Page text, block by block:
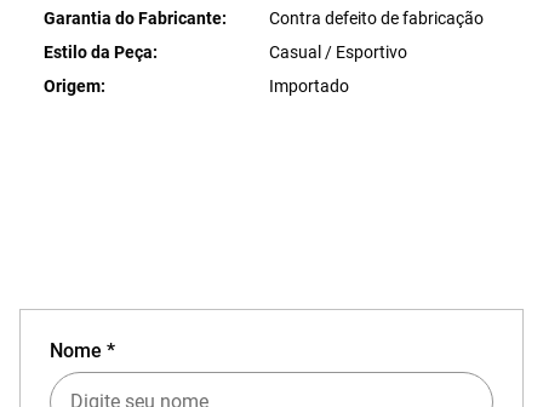
Garantia do Fabricante
Contra defeito de fabricação
Estilo da Peça
Casual / Esportivo
Origem
Importado
Nome *